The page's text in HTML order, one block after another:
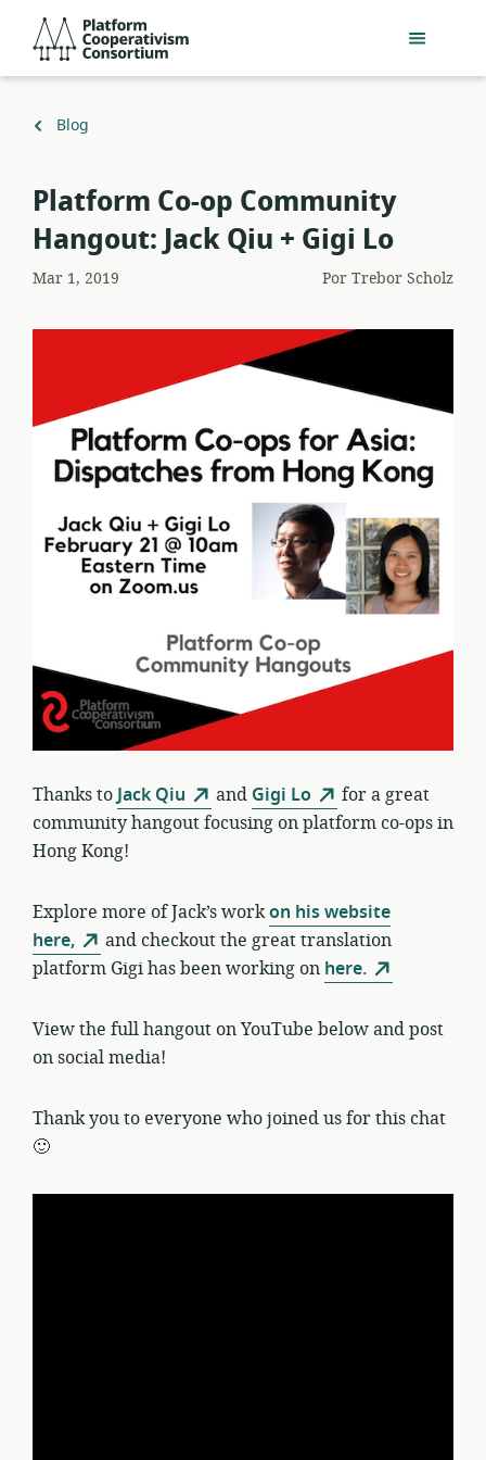
Pular
para
principal
Consortium
Voltar
Blog
Platform Co-op Community
Hangout: Jack Qiu + Gigi Lo
Mar 1, 2019 PorTrebor Scholz
Thanks toJack Qiu and Gigi Lo
for a great
community hangout focusing on platform co-ops in
Hong Kong!
Explore more of Jack’s workon his website
here,
and checkout the great translation
platform Gigi has been working on here.
View the full hangout on YouTube below and post
on social media!
Thank you to everyone who joined us for this chat
🙂